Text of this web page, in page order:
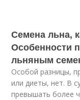
Семена льна,
Особенности
льняным
Особой разницы,
или диеты, нет. В
превышать более